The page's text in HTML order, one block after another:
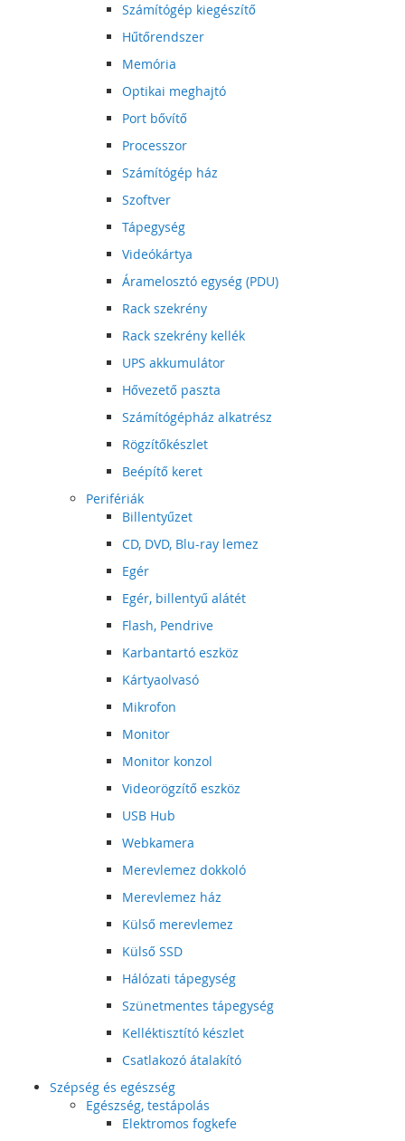
Számítógép kiegészítő
Hűtőrendszer
Memória
Optikai meghajtó
Port bővítő
Processzor
Számítógép ház
Szoftver
Tápegység
Videókártya
Áramelosztó egység (PDU)
Rack szekrény
Rack szekrény kellék
UPS akkumulátor
Hővezető paszta
Számítógépház alkatrész
Rögzítőkészlet
Beépítő keret
Perifériák
Billentyűzet
CD, DVD, Blu-ray lemez
Egér
Egér, billentyű alátét
Flash, Pendrive
Karbantartó eszköz
Kártyaolvasó
Mikrofon
Monitor
Monitor konzol
Videorögzítő eszköz
USB Hub
Webkamera
Merevlemez dokkoló
Merevlemez ház
Külső merevlemez
Külső SSD
Hálózati tápegység
Szünetmentes tápegység
Kelléktisztító készlet
Csatlakozó átalakító
Szépség és egészség
Egészség, testápolás
Elektromos fogkefe